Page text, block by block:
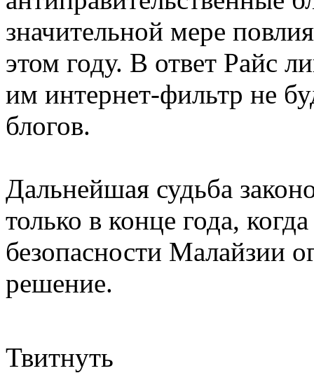
значительной мере
этом году. В ответ Райс
им интернет-фильтр не
блогов.
Дальнейшая судьба
только в конце года,
безопасности Малайзии
решение.
Твитнуть